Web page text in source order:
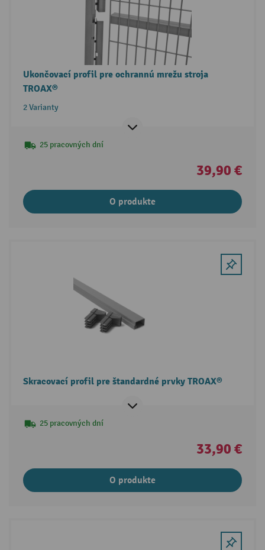
Ukončovací profil pre ochrannú mrežu stroja
TROAX®
2 Varianty
25 pracovných dní
39,90 €
O produkte
Skracovací profil pre štandardné prvky TROAX®
25 pracovných dní
33,90 €
O produkte